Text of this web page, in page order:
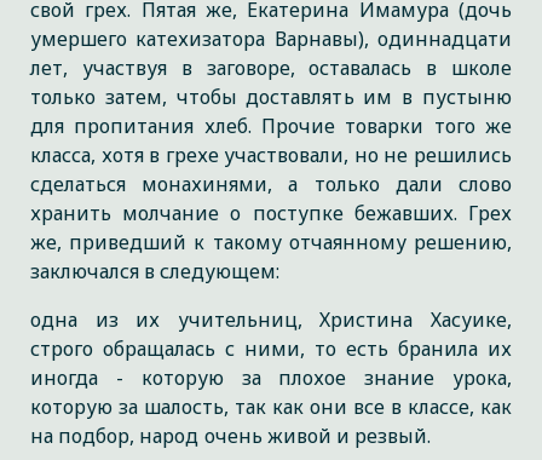
свой грех. Пятая же, Екатерина Имамура (дочь
умершего катехизатора Варнавы), одиннадцати
лет, участвуя в заговоре, оставалась в школе
только затем, чтобы доставлять им в пустыню
для пропитания хлеб. Прочие товарки того же
класса, хотя в грехе участвовали, но не решились
сделаться монахинями, а только дали слово
хранить молчание о поступке бежавших. Грех
же, приведший к такому отчаянному решению,
заключался в следующем:
одна из их учительниц, Христина Хасуике,
строго обращалась с ними, то есть бранила их
иногда - которую за плохое знание урока,
которую за шалость, так как они все в классе, как
на подбор, народ очень живой и резвый.